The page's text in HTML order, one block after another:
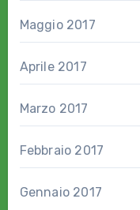
Maggio 2017
Aprile 2017
Marzo 2017
Febbraio 2017
Gennaio 2017